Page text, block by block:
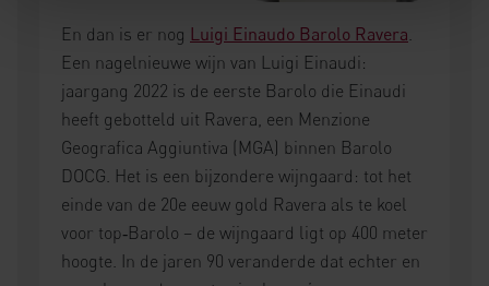
En dan is er nog Luigi Einaudo Barolo Ravera
Een nagelnieuwe wijn van Luigi Einaudi:
jaargang 2022 is de eerste Barolo die Einaudi
heeft gebotteld uit Ravera, een Menzione
Geografica Aggiuntiva (MGA) binnen Barolo
DOCG. Het is een bijzondere wijngaard: tot het
einde van de 20e eeuw gold Ravera als te koel
voor top‑Barolo – de wijngaard ligt op 400 meter
hoogte. In de jaren 90 veranderde dat echter en